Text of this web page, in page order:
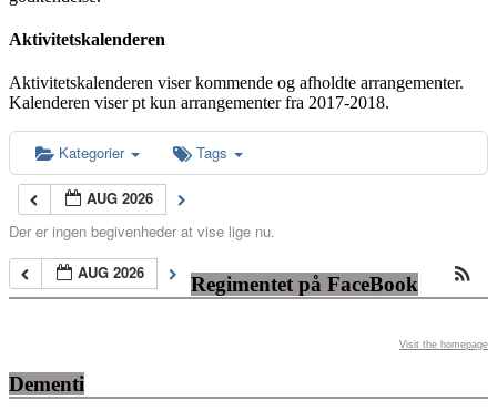
Aktivitetskalenderen
Aktivitetskalenderen viser kommende og afholdte arrangementer.
Kalenderen viser pt kun arrangementer fra 2017-2018.
Kategorier Tags
AUG 2026
Der er ingen begivenheder at vise lige nu.
AUG 2026
Regimentet på FaceBook
Visit the homepage
Dementi